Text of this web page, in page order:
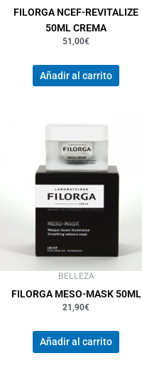
FILORGA NCEF-REVITALIZE
50ML CREMA
51,00€
Añadir al carrito
BELLEZA
FILORGA MESO-MASK 50ML
21,90€
Añadir al carrito